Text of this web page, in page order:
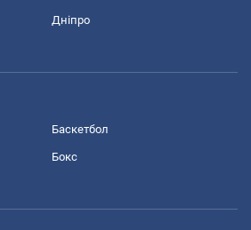
Дніпро
Баскетбол
Бокс